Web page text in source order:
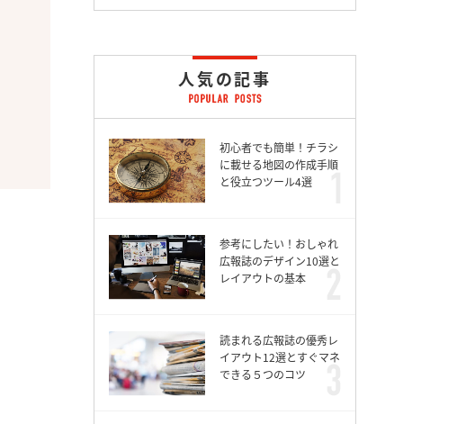
人気の記事
初心者でも簡単！チラシ
に載せる地図の作成手順
と役立つツール4選
参考にしたい！おしゃれ
広報誌のデザイン10選と
レイアウトの基本
読まれる広報誌の優秀レ
イアウト12選とすぐマネ
できる５つのコツ